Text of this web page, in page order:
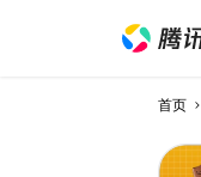
首页